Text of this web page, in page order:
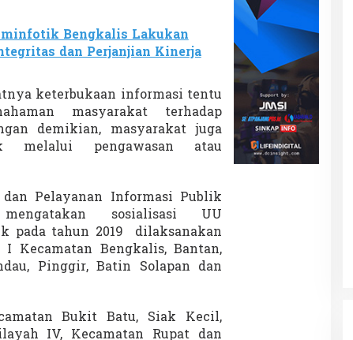
Bengkalis Lakukan
dan Perjanjian Kinerja
keterbukaan informasi tentu
masyarakat terhadap
demikian, masyarakat juga
melalui pengawasan atau
Pelayanan Informasi Publik
sosialisasi UU
pada tahun 2019 dilaksanakan
Kecamatan Bengkalis, Bantan,
Pinggir, Batin Solapan dan
Bukit Batu, Siak Kecil,
IV, Kecamatan Rupat dan